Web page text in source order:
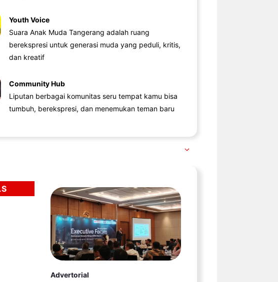
Youth Voice
Suara Anak Muda Tangerang adalah ruang
berekspresi untuk generasi muda yang peduli, kritis,
dan kreatif
Community Hub
Liputan berbagai komunitas seru tempat kamu bisa
tumbuh, berekspresi, dan menemukan teman baru
Advertorial